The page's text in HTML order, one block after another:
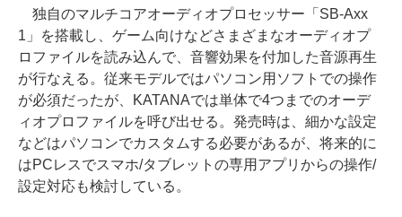
独自のマルチコアオーディオプロセッサー「SB-Axx
1」を搭載し、ゲーム向けなどさまざまなオーディオプ
ロファイルを読み込んで、音響効果を付加した音源再生
が行なえる。従来モデルではパソコン用ソフトでの操作
が必須だったが、KATANAでは単体で4つまでのオーデ
ィオプロファイルを呼び出せる。発売時は、細かな設定
などはパソコンでカスタムする必要があるが、将来的に
はPCレスでスマホ/タブレットの専用アプリからの操作/
設定対応も検討している。